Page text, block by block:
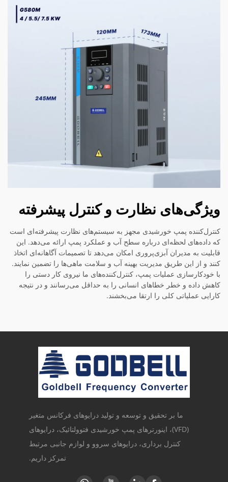
ویژگی‌های نظارت و کنترل پیشرفته
کنترل‌کننده پمپ خورشیدی مجهز به سیستم‌های نظارت پیشرفته‌ای است
که داده‌های لحظه‌ای درباره سطح آب و عملکرد پمپ ارائه می‌دهد. این
قابلیت به مدیران آبزی‌پروری امکان می‌دهد تا تصمیمات آگاهانه‌ای اتخاذ
کنند و از این طریق مدیریت بهینه آب و سلامت ماهی‌ها را تضمین نمایند.
با خودکارسازی عملیات پمپ، کنترل‌کننده‌های ما نیروی کار دستی را
کاهش داده و خطر خطاهای انسانی را به حداقل می‌رسانند و در نتیجه
کارایی عملیاتی کلی را ارتقا می‌بخشند.
ما بر تحقیق و توسعه و تولید درایوهای فرکانس متغیر
(VFD)، اینورترهای پمپ خورشیدی فتوولتائیک، درایوهای
کنترل برداری، درایوهای سروو و لوازم جانبی مرتبط
تمرکز داریم.